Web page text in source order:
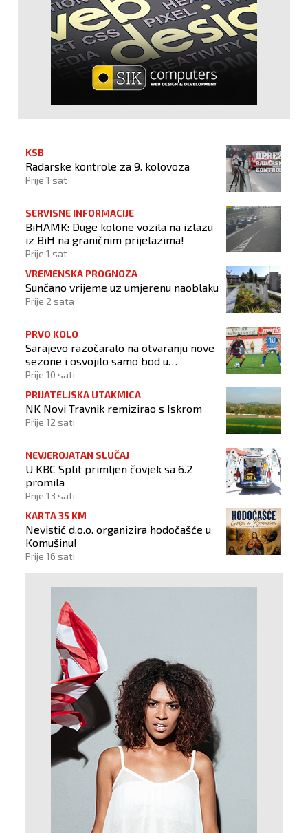
KSB
Radarske kontrole za 9. kolovoza
Prije 1 sat
SERVISNE INFORMACIJE
BiHAMK: Duge kolone vozila na izlazu
iz BiH na graničnim prijelazima!
Prije 1 sat
VREMENSKA PROGNOZA
Sunčano vrijeme uz umjerenu naoblaku
Prije 2 sata
PRVO KOLO
Sarajevo razočaralo na otvaranju nove
sezone i osvojilo samo bod u
Vrapčićima
Prije 10 sati
PRIJATELJSKA UTAKMICA
NK Novi Travnik remizirao s Iskrom
Prije 12 sati
NEVJEROJATAN SLUČAJ
U KBC Split primljen čovjek sa 6.2
promila
Prije 13 sati
KARTA 35 KM
Nevistić d.o.o. organizira hodočašće u
Komušinu!
Prije 16 sati